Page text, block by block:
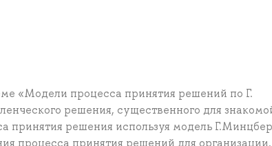
«Модели процесса принятия решений по Г.
решения, существенного для
принятия решения используя модель
процесса принятия решений для организации.